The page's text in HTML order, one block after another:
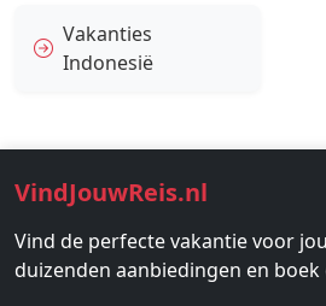
Vakanties
Indonesië
VindJouwReis.nl
Vind de perfecte vakantie voor
duizenden aanbiedingen en